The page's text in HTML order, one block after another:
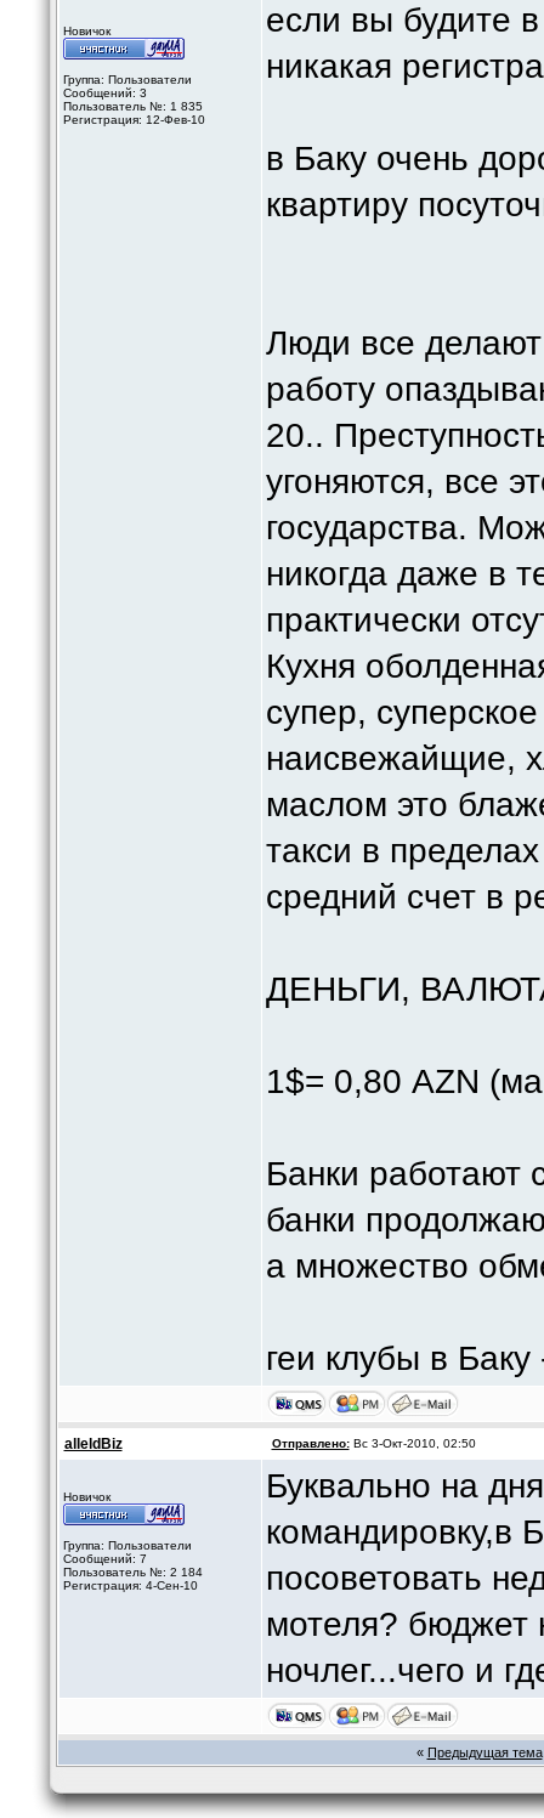
Новичок
Группа: Пользователи
Сообщений: 3
Пользователь №: 1 835
Регистрация: 12-Фев-10
eсли вы будите
никакая
в Баку очень
квартиру
Люди все
работу
20..
угоняются, все
государства.
никогда даже в
практически
Кухня
супер,
наисвежайщие,
маслом это
такси в
средний счет в
ДЕНЬГИ,
1$= 0,80 AZN
Банки работают
банки
а множество
геи клубы в
alleldBiz Отправлено:Вс 3-Окт-2010, 02:50
Новичок
Группа: Пользователи
Сообщений: 7
Пользователь №: 2 184
Регистрация: 4-Сен-10
Буквально на
командировку,в
посоветовать
мотеля? бюджет
ночлег...чего и
« Предыдущая тема